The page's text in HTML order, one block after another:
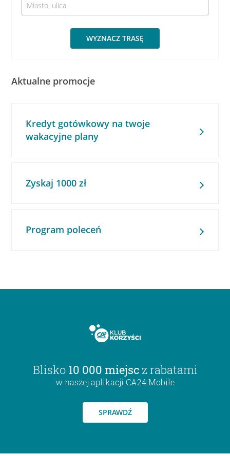
WYZNACZ TRASĘ
Aktualne promocje
Kredyt gotówkowy na twoje
wakacyjne plany
Zyskaj 1000 zł
Program poleceń
Blisko 10 000 miejsc z rabatami
w naszej aplikacji CA24 Mobile
SPRAWDŹ